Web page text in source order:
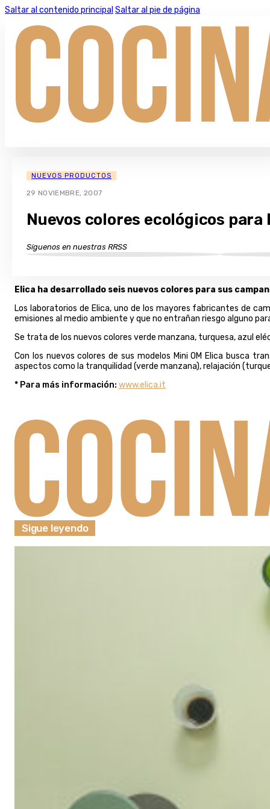
Saltar al contenido principal Saltar al pie de página
NUEVOS PRODUCTOS
29 NOVIEMBRE, 2007
Nuevos colores ecológicos para
Síguenos en nuestras RRSS
Elica ha desarrollado seis nuevos colores para sus
Los laboratorios de Elica, uno de los mayores fabricantes de
emisiones al medio ambiente y que no entrañan riesgo alguno
Se trata de los nuevos colores verde manzana, turquesa, azul
Con los nuevos colores de sus modelos Mini OM Elica busca
aspectos como la tranquilidad (verde manzana), relajación
* Para más información: www.elica.it
Sigue leyendo